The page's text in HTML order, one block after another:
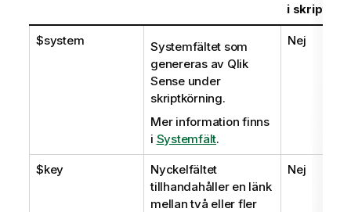
i skriptet
$system
Systemfältet som
genereras av Qlik
Senseunder
skriptkörning.
Mer information finns
i Systemfält.
Nej
$key
Nyckelfältet
tillhandahåller en länk
mellan två eller fler
Nej